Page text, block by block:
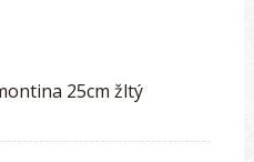
25cm žltý